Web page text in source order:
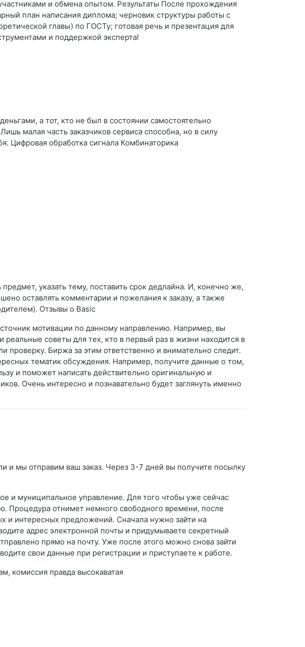
и обмена опытом. Результаты После прохождения
план написания диплома; черновик структуры работы с
главы) по ГОСТу; готовая речь и презентация для
и поддержкой эксперта!
а тот, кто не был в состоянии самостоятельно
малая часть заказчиков сервиса способна, но в силу
Цифровая обработка сигнала Комбинаторика
указать тему, поставить срок дедлайна. И, конечно же,
оставлять комментарии и пожелания к заказу, а также
Отзывы о Basic
мотивации по данному направлению. Например, вы
советы для тех, кто в первый раз в жизни находится в
Биржа за этим ответственно и внимательно следит.
тематик обсуждения. Например, получите данные о том,
и поможет написать действительно оригинальную и
Очень интересно и познавательно будет заглянуть именно
и мы отправим ваш заказ. Через 3-7 дней вы получите посылку
и муниципальное управление. Для того чтобы уже сейчас
Процедура отнимет немного свободного времени, после
и интересных предложений. Сначала нужно зайти на
адрес электронной почты и придумываете секретный
прямо на почту. Уже после этого можно снова зайти
свои данные при регистрации и приступаете к работе.
комиссия правда высокаватая